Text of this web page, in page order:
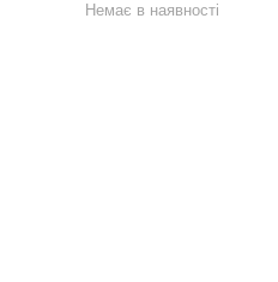
Немає в наявності